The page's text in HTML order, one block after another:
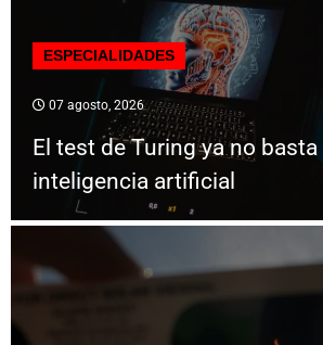
ESPECIALIDADES
07 agosto, 2026
El test de Turing ya no
inteligencia artificial